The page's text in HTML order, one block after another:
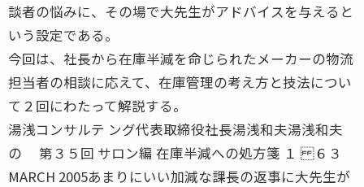
談者の悩みに、その場で大先生がアドバイスを与えると
いう設定である。
今回は、社長から在庫半減を命じられたメーカーの物流
担当者の相談に応えて、在庫管理の考え方と技法につい
て２回にわたって解説する。
湯浅コンサルテ ング代表取締役社長湯浅和夫湯浅和夫
の 第３５回 サロン編 在庫半減への処方箋 １ ６３
MARCH 2005あまりにいい加減な課長の返事に大先生が